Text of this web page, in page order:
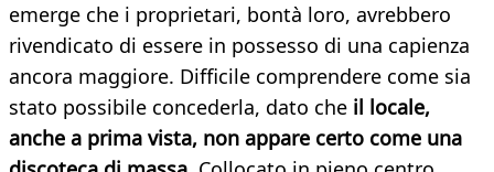
emerge che i proprietari, bontà loro, avrebbero
rivendicato di essere in possesso di una capienza
ancora maggiore. Difficile comprendere come sia
stato possibile concederla, dato che il locale,
anche a prima vista, non appare certo come una